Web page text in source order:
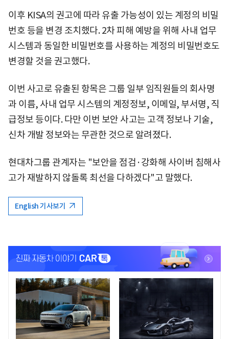
이후 KISA의 권고에 따라 유출 가능성이 있는 계정의 비밀
번호 등을 변경 조치했다. 2차 피해 예방을 위해 사내 업무
시스템과 동일한 비밀번호를 사용하는 계정의 비밀번호도
변경할 것을 권고했다.
이번 사고로 유출된 항목은 그룹 일부 임직원들의 회사명
과 이름, 사내 업무 시스템의 계정정보, 이메일, 부서명, 직
급정보 등이다. 다만 이번 보안 사고는 고객 정보나 기술,
신차 개발 정보와는 무관한 것으로 알려졌다.
현대차그룹 관계자는 "보안을 점검·강화해 사이버 침해사
고가 재발하지 않돌록 최선을 다하겠다"고 말했다.
English 기사보기
< <